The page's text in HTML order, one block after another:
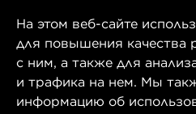
CAREER
COMPANY STORE
Instagram
YouTube
1 Wix Way
На этом веб-сайте
для повышения качества
с ним, а также для
и трафика на нем. Мы
информацию об